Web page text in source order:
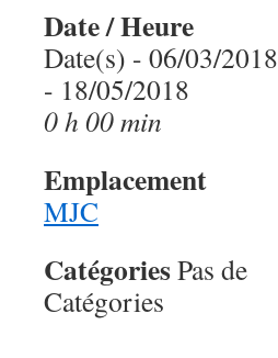
Date / Heure
Date(s) - 06/03/2018
- 18/05/2018
0 h 00 min
Emplacement
MJC
CatégoriesPas de
Catégories